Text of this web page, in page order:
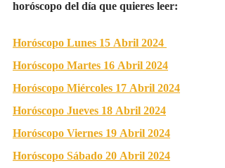
horóscopo del día que quieres leer:
Horóscopo Lunes 15 Abril 2024
Horóscopo Martes 16 Abril 2024
Horóscopo Miércoles 17 Abril 2024
Horóscopo Jueves 18 Abril 2024
Horóscopo Viernes 19 Abril 2024
Horóscopo Sábado 20 Abril 2024